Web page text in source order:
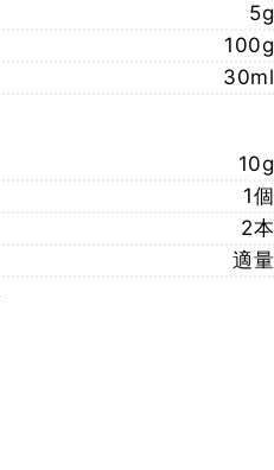
5g
100g
30ml
10g
1個
2本
適量